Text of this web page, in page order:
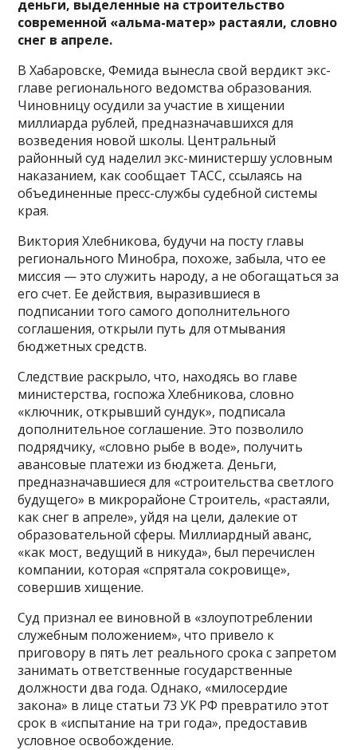
деньги, выделенные на строительство
современной «альма-матер» растаяли, словно
снег в апреле.
В Хабаровске, Фемида вынесла свой вердикт экс-
главе регионального ведомства образования.
Чиновницу осудили за участие в хищении
миллиарда рублей, предназначавшихся для
возведения новой школы. Центральный
районный суд наделил экс-министершу условным
наказанием, как сообщает ТАСС, ссылаясь на
объединенные пресс-службы судебной системы
края.
Виктория Хлебникова, будучи на посту главы
регионального Минобра, похоже, забыла, что ее
миссия — это служить народу, а не обогащаться за
его счет. Ее действия, выразившиеся в
подписании того самого дополнительного
соглашения, открыли путь для отмывания
бюджетных средств.
Следствие раскрыло, что, находясь во главе
министерства, госпожа Хлебникова, словно
«ключник, открывший сундук», подписала
дополнительное соглашение. Это позволило
подрядчику, «словно рыбе в воде», получить
авансовые платежи из бюджета. Деньги,
предназначавшиеся для «строительства светлого
будущего» в микрорайоне Строитель, «растаяли,
как снег в апреле», уйдя на цели, далекие от
образовательной сферы. Миллиардный аванс,
«как мост, ведущий в никуда», был перечислен
компании, которая «спрятала сокровище»,
совершив хищение.
Суд признал ее виновной в «злоупотреблении
служебным положением», что привело к
приговору в пять лет реального срока с запретом
занимать ответственные государственные
должности два года. Однако, «милосердие
закона» в лице статьи 73 УК РФ превратило этот
срок в «испытание на три года», предоставив
условное освобождение.